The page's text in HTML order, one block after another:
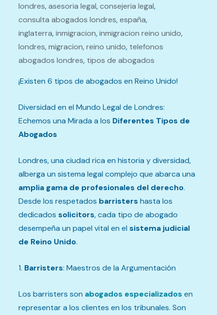
londres,asesoria legal,consejeria legal,
consulta abogados londres,españa,
inglaterra,inmigracion,inmigracion reino unido,
londres,migracion,reino unido, telefonos
abogados londres, tipos de abogados
¡Existen 6 tipos de abogados en Reino Unido!
Diversidad en el Mundo Legal de Londres:
Echemos una Mirada a los Diferentes Tipos de
Abogados
Londres, una ciudad rica en historia y diversidad,
alberga un sistema legal complejo que abarca una
amplia gama de profesionales del derecho.
Desde los respetados barristers hasta los
dedicados solicitors, cada tipo de abogado
desempeña un papel vital en el sistema judicial
de Reino Unido.
1. Barristers: Maestros de la Argumentación
Los barristers son abogados especializados en
representar a los clientes en los tribunales. Son